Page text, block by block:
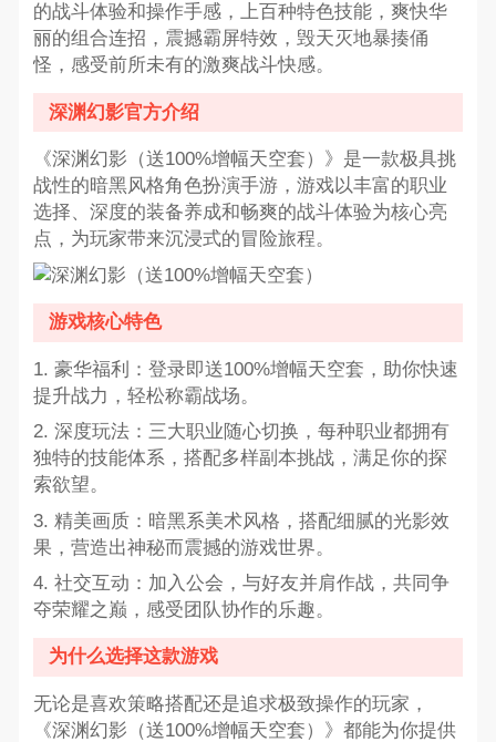
的战斗体验和操作手感，上百种特色技能，爽快华
丽的组合连招，震撼霸屏特效，毁天灭地暴揍俑
怪，感受前所未有的激爽战斗快感。
深渊幻影官方介绍
《深渊幻影（送100%增幅天空套）》是一款极具挑
战性的暗黑风格角色扮演手游，游戏以丰富的职业
选择、深度的装备养成和畅爽的战斗体验为核心亮
点，为玩家带来沉浸式的冒险旅程。
游戏核心特色
1. 豪华福利：登录即送100%增幅天空套，助你快速
提升战力，轻松称霸战场。
2. 深度玩法：三大职业随心切换，每种职业都拥有
独特的技能体系，搭配多样副本挑战，满足你的探
索欲望。
3. 精美画质：暗黑系美术风格，搭配细腻的光影效
果，营造出神秘而震撼的游戏世界。
4. 社交互动：加入公会，与好友并肩作战，共同争
夺荣耀之巅，感受团队协作的乐趣。
为什么选择这款游戏
无论是喜欢策略搭配还是追求极致操作的玩家，
《深渊幻影（送100%增幅天空套）》都能为你提供